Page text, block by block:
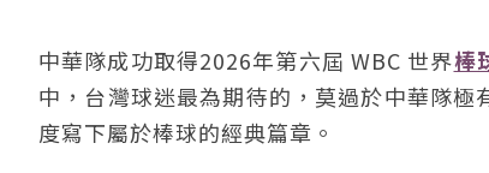
中華隊成功取得2026年第六屆 WBC 世界棒
中，台灣球迷最為期待的，莫過於中華隊
度寫下屬於棒球的經典篇章。